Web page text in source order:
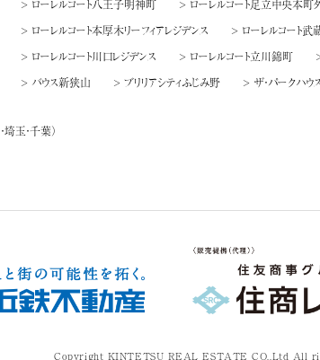
> ローレルコート八王子明神町 > ローレルコート足立中央本町
> ローレルコート本厚木リーフィアレジデンス
> ローレルコート武
> ローレルコート川口レジデンス
> ローレルコート立川錦町
> バウス新狭山
> ブリリアシティふじみ野 > ザ・パークハ
玉・千葉）
Copyright KINTETSU REAL ESTATE CO.,Ltd All